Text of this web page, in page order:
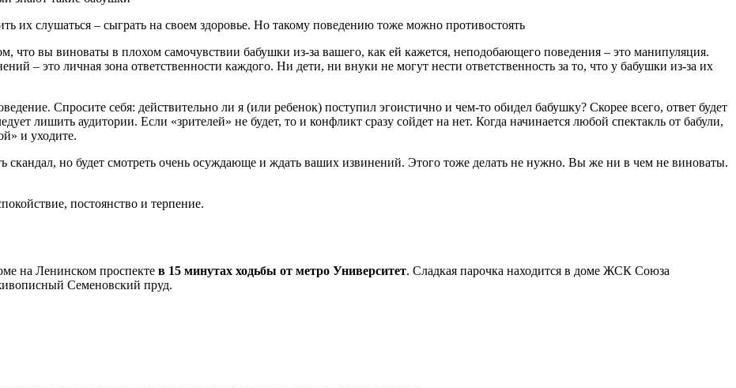
их слушаться – сыграть на своем здоровье. Но такому поведению тоже можно противостоять
что вы виноваты в плохом самочувствии бабушки из-за вашего, как ей кажется, неподобающего поведения – это манипуляция.
– это личная зона ответственности каждого. Ни дети, ни внуки не могут нести ответственность за то, что у бабушки из-за их
Спросите себя: действительно ли я (или ребенок) поступил эгоистично и чем-то обидел бабушку? Скорее всего, ответ будет
лишить аудитории. Если «зрителей» не будет, то и конфликт сразу сойдет на нет. Когда начинается любой спектакль от бабули,
и уходите.
скандал, но будет смотреть очень осуждающе и ждать ваших извинений. Этого тоже делать не нужно. Вы же ни в чем не виноваты.
постоянство и терпение.
на Ленинском проспекте в 15 минутах ходьбы от метро Университет. Сладкая парочка находится в доме ЖСК Союза
Семеновский пруд.